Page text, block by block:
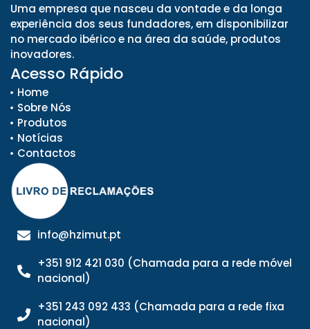
Uma empresa que nasceu da vontade e da longa
experiência dos seus fundadores, em disponibilizar
no mercado ibérico e na área da saúde, produtos
inovadores.
Acesso Rápido
Home
Sobre Nós
Produtos
Notícias
Contactos
info@hzimut.pt
+351 912 421 030 (Chamada para a rede móvel
nacional)
+351 243 092 433 (Chamada para a rede fixa
nacional)